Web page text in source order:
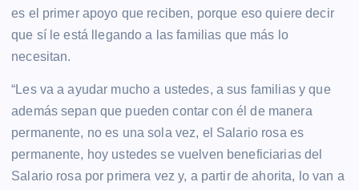
es el primer apoyo que reciben, porque eso quiere decir
que sí le está llegando a las familias que más lo
necesitan.
“Les va a ayudar mucho a ustedes, a sus familias y que
además sepan que pueden contar con él de manera
permanente, no es una sola vez, el Salario rosa es
permanente, hoy ustedes se vuelven beneficiarias del
Salario rosa por primera vez y, a partir de ahorita, lo van a